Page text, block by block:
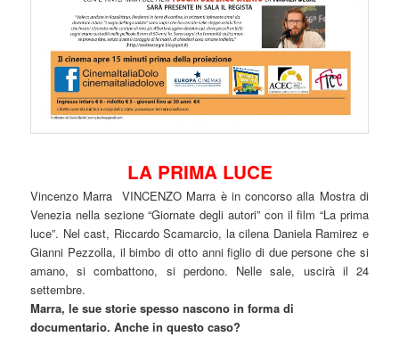
LA PRIMA LUCE
Vincenzo Marra VINCENZO Marra è in concorso alla Mostra di
Venezia nella sezione “Giornate degli autori” con il film “La prima
luce”. Nel cast, Riccardo Scamarcio, la cilena Daniela Ramirez e
Gianni Pezzolla, il bimbo di otto anni figlio di due persone che si
amano, si combattono, si perdono. Nelle sale, uscirà il 24
settembre.
Marra, le sue storie spesso nascono in forma di
documentario. Anche in questo caso?